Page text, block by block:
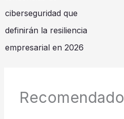
ciberseguridad que
definirán la resiliencia
empresarial en 2026
Recomendado